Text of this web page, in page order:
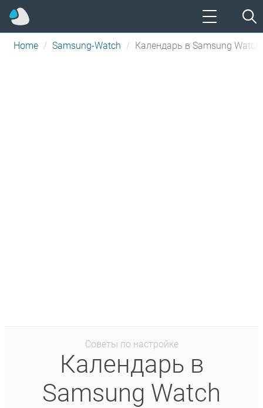
Home Samsung-Watch Календарь в Samsung Watch
Советы по настройке
Календарь в
Samsung Watch